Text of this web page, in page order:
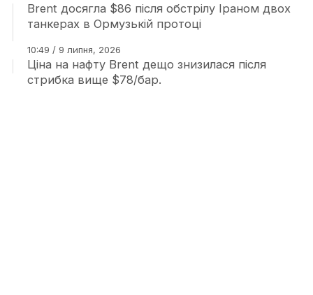
Brent досягла $86 після обстрілу Іраном двох
танкерах в Ормузькій протоці
10:49 / 9 липня, 2026
Ціна на нафту Brent дещо знизилася після
стрибка вище $78/бар.